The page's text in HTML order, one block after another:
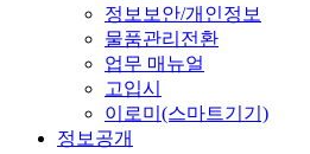
정보보안/개인정보
물품관리전환
업무 매뉴얼
고입시
이로미(스마트기기)
정보공개